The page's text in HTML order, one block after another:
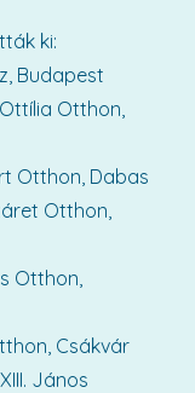
ki:
Budapest
Otthon,
Otthon, Dabas
Otthon,
Otthon,
Csákvár
János